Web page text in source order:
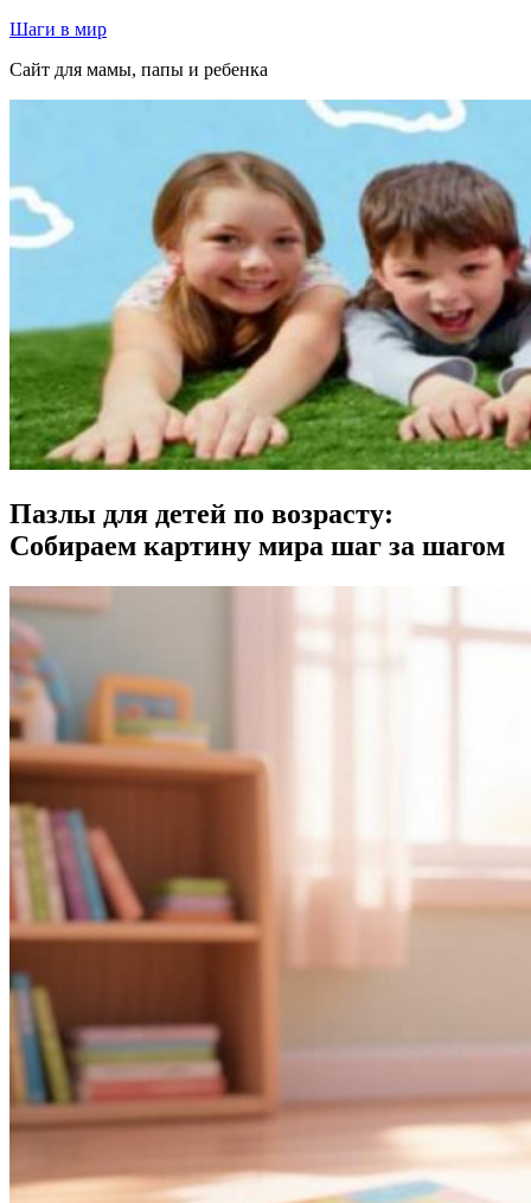
Перейти
содержимому
Шаги в мир
Сайт для мамы, папы и ребенка
Пазлы для детей по возрасту:
Собираем картину мира шаг за шагом